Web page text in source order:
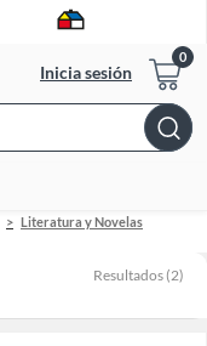
Inicia sesión
Literatura y Novelas
Resultados (2)